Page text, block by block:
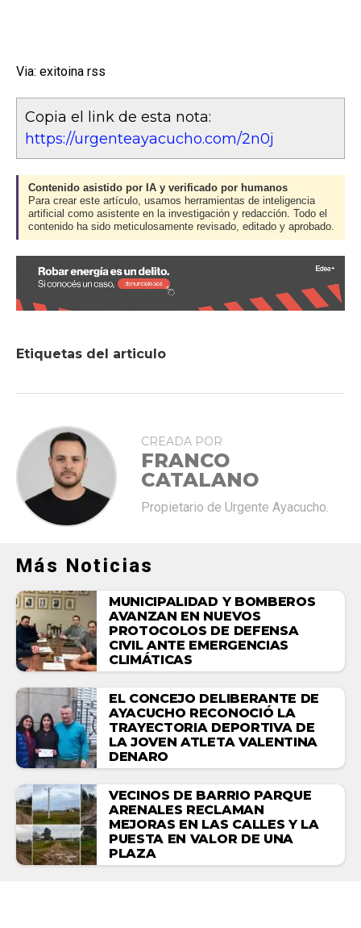
Via: exitoina rss
Copia el link de esta nota:
https://urgenteayacucho.com/2n0j
Contenido asistido por IA y verificado por humanos
Para crear este artículo, usamos herramientas de inteligencia
artificial como asistente en la investigación y redacción. Todo el
contenido ha sido meticulosamente revisado, editado y aprobado.
Etiquetas del articulo
CREADA POR
FRANCO
CATALANO
Propietario de Urgente Ayacucho.
Más Noticias
MUNICIPALIDAD Y BOMBEROS
AVANZAN EN NUEVOS
PROTOCOLOS DE DEFENSA
CIVIL ANTE EMERGENCIAS
CLIMÁTICAS
EL CONCEJO DELIBERANTE DE
AYACUCHO RECONOCIÓ LA
TRAYECTORIA DEPORTIVA DE
LA JOVEN ATLETA VALENTINA
DENARO
VECINOS DE BARRIO PARQUE
ARENALES RECLAMAN
MEJORAS EN LAS CALLES Y LA
PUESTA EN VALOR DE UNA
PLAZA